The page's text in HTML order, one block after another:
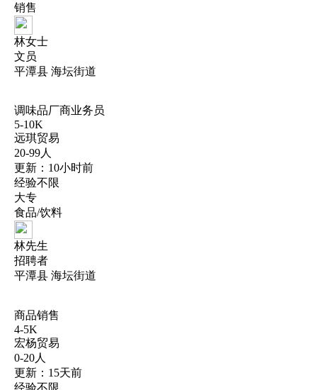
销售
林女士
文员
平潭县 海坛街道
调味品厂商业务员
5-10K
远琪贸易
20-99人
更新：10小时前
经验不限
大专
食品/饮料
林先生
招聘者
平潭县 海坛街道
商品销售
4-5K
宏杨贸易
0-20人
更新：15天前
经验不限